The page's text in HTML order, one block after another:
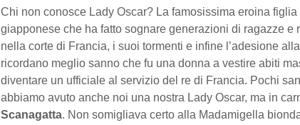
Chi non conosce Lady Oscar? La famosissima eroina
giapponese che ha fatto sognare generazioni di ragazze e
nella corte di Francia, i suoi tormenti e infine l’adesione
ricordano meglio sanno che fu una donna a vestire abiti
diventare un ufficiale al servizio del re di Francia. Pochi
abbiamo avuto anche noi una nostra Lady Oscar, ma in
Scanagatta. Non somigliava certo alla Madamigella